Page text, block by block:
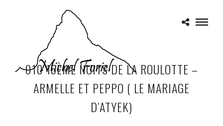
010 15ÈME NUITS DE LA ROULOTTE –
ARMELLE ET PEPPO ( LE MARIAGE
D’ATYEK)